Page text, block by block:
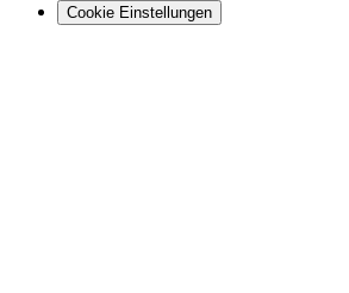
Cookie Einstellungen